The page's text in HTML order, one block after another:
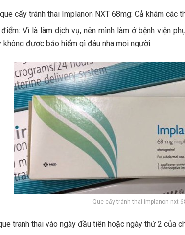
cấy tránh thai Implanon NXT 68mg: Cả khám các
Vì là làm dịch vụ, nên mình làm ở bệnh viện
không được bảo hiểm gì đâu nha mọi người.
Que cấy tránh thai implanon nxt
tranh thai vào ngày đầu tiên hoặc ngày thứ 2 của